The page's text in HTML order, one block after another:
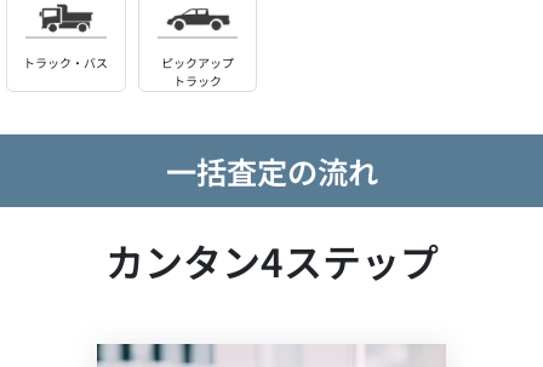
トラック・バス
ピックアップ
トラック
一括査定の流れ
カンタン4ステップ